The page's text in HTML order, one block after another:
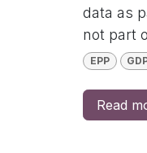
data as
not part
EPP
Read